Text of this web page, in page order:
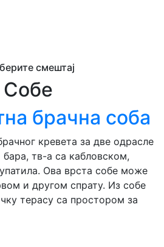
смештај
Собе
брачна соба
кревета за две одрасле
тв-а са кабловском,
Ова врста собе може
и другом спрату. Из собе
терасу са простором за